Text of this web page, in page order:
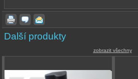
Další produkty
zobrazit všechny